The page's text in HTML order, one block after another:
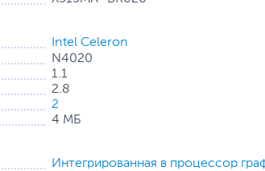
Intel Celeron
N4020
1.1
2.8
2
4 МБ
Интегрированная в процессор